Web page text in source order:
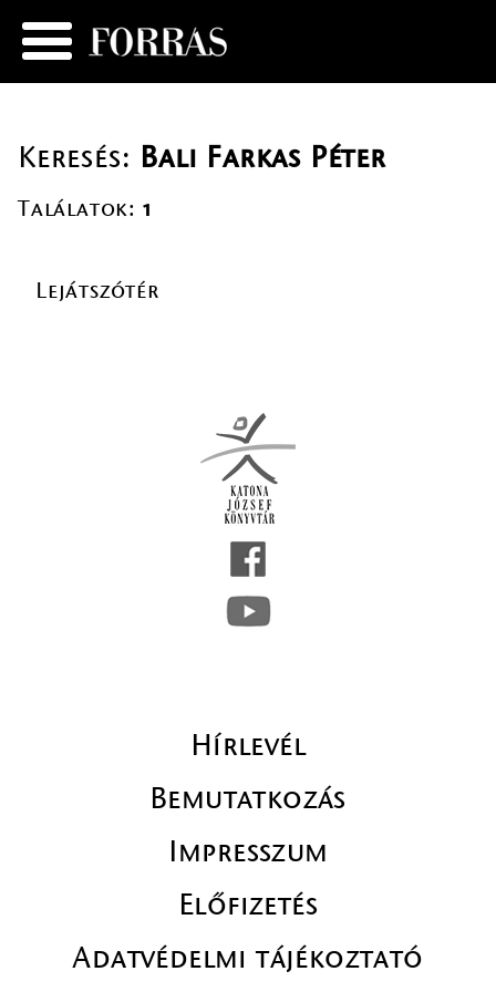
Keresés: Bali Farkas Péter
Találatok: 1
Lejátszótér
Hírlevél
Bemutatkozás
Impresszum
Előfizetés
Adatvédelmi tájékoztató